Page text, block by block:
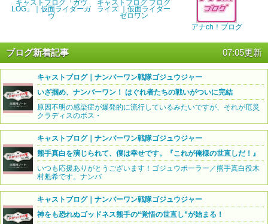
キャストブログ「ガヴ
LOG」｜仮面ライダーガ
ヴ
キャストブログ ブログ
ライズ ｜仮面ライダー
ゼロワン
アナch！ブログ
ブログ新着記事 07:05更新
キャストブログ｜ナンバーワン戦隊ゴジュウジャー
いざ掴め、ナンバーワン！ はぐれ者たちの戦いがついに完結
原因不明の感染症が爆発的に流行しているみたいですが、それが厄災
クラディスのボス・
キャストブログ｜ナンバーワン戦隊ゴジュウジャー
熊手真白を演じられて、僕は幸せです。『これが俺様の世直しだ！』
いつも応援ありがとうございます！ゴジュウポーラー／熊手真白役木
村魁希です。ナンバ
キャストブログ｜ナンバーワン戦隊ゴジュウジャー
神をも恐れぬゴッドネス熊手の“覚悟の世直し”が始まる！